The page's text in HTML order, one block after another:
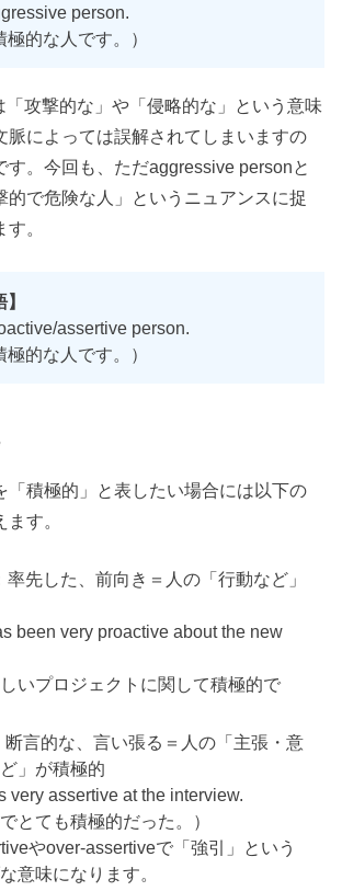
person.
極的な人です。）
攻撃的な」や「侵略的な」という意味
脈によっては誤解されてしまいますの
す。今回も、ただaggressive personと
的で危険な人」というニュアンスに捉
。
assertive person.
極的な人です。）
「積極的」と表したい場合には以下の
す。
率先した、前向き＝人の「行動など」
been very proactive about the new
しいプロジェクトに関して積極的で
断言的な、言い張る＝人の「主張・意
」が積極的
very assertive at the interview.
とても積極的だった。）
やover-assertiveで「強引」という
意味になります。